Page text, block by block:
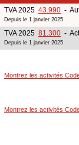
TVA 2025 43.990 -
Depuis le 1 janvier 2025
TVA 2025 81.300 -
Depuis le 1 janvier 2025
Montrez les activités
Montrez les activités